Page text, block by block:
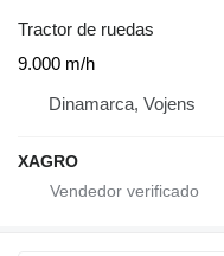
Tractor de ruedas
9.000 m/h
Dinamarca, Vojens
XAGRO